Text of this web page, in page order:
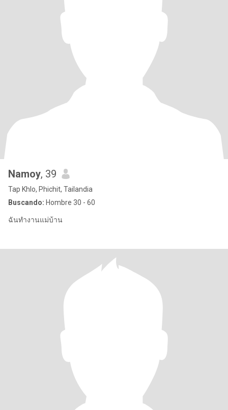
Namoy, 39
Tap Khlo, Phichit, Tailandia
Buscando: Hombre 30 - 60
ฉันทำงานแม่บ้าน